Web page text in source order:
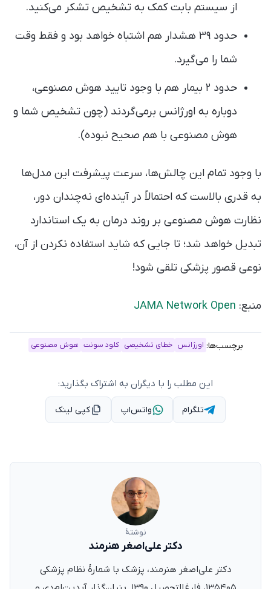
از سیستم بابت کمک به تشخیص تشکر می‌کنید.
حدود ۳۹ هشدار هم اشتباه خواهد بود و فقط وقت
شما را می‌گیرد.
حدود ۲ بیمار هم با وجود تایید هوش مصنوعی،
دوباره به اورژانس برمی‌گردند (چون تشخیص شما و
هوش مصنوعی با هم صحیح نبوده).
با وجود تمام این چالش‌ها، سرعت پیشرفت این مدل‌ها
به قدری بالاست که احتمالاً در آینده‌ای نه‌چندان دور،
نظارت هوش مصنوعی بر روند درمان به یک استاندارد
تبدیل خواهد شد؛ تا جایی که شاید استفاده نکردن از آن،
نوعی قصور پزشکی تلقی شود!
منبع: JAMA Network Open
برچسب‌ها: اورژانس خطای تشخیصی کلود سونت هوش مصنوعی
این مطلب را با دیگران به اشتراک بگذارید:
تلگرام واتس‌اپ کپی لینک
نوشتهٔ
دکتر علی‌اصغر هنرمند
دکتر علی‌اصغر هنرمند، پزشک با شمارهٔ نظام پزشکی